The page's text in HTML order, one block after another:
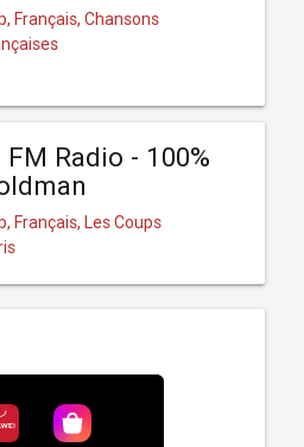
Français, Chansons
FM Radio - 100%
Français, Les Coups